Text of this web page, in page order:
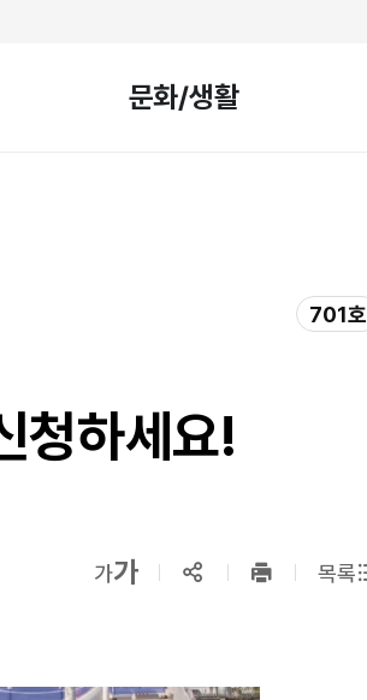
문화/생활
701호
청하세요!
가축소보기
가확대보기SNS공유
프린트
목록